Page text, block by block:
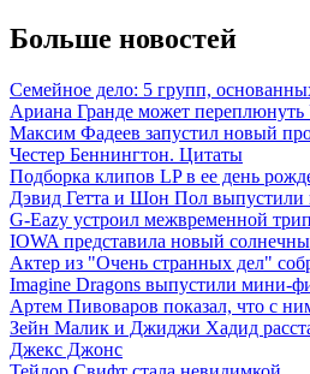
Больше новостей
Семейное дело: 5 групп,
Ариана Гранде может
Максим Фадеев запустил новый
Честер Беннингтон. Цитаты
Подборка клипов LP в ее день
Дэвид Гетта и Шон Пол
G-Eazy устроил межвременной
IOWA представила новый
Актер из "Очень странных дел"
Imagine Dragons выпустили мини-
Артем Пивоваров показал, что с
Зейн Малик и Джиджи Хадид
Джекс Джонс